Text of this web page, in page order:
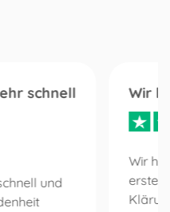
schnell
und
Wir
Wir
erste